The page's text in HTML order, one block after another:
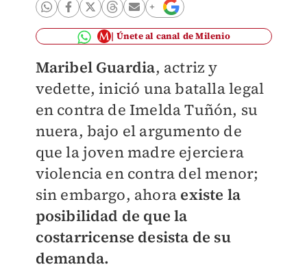
Únete al canal de Milenio
Maribel Guardia, actriz y
vedette, inició una batalla legal
en contra de Imelda Tuñón, su
nuera, bajo el argumento de
que la joven madre ejerciera
violencia en contra del menor;
sin embargo, ahora existe la
posibilidad de que la
costarricense desista de su
demanda.